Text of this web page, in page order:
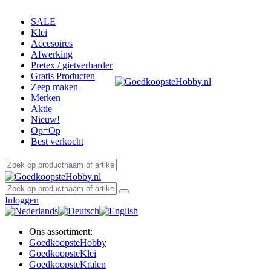
SALE
Klei
Accesoires
Afwerking
Pretex / gietverharder
Gratis Producten
Zeep maken
Merken
Aktie
Nieuw!
Op=Op
Best verkocht
Inloggen
Ons assortiment:
GoedkoopsteHobby
GoedkoopsteKlei
GoedkoopsteKralen